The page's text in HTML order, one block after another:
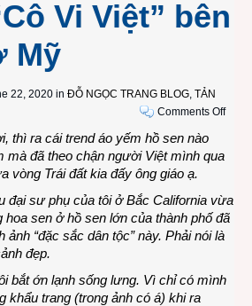
Vi Việt” bên
Mỹ
22, 2020 in ĐỖ NGỌC TRANG BLOG, TẢN
Comments Offon
bên
hồ
thì ra cái trend áo yếm hồ sen nào
mà đã theo chận người Việt mình qua
vòng Trái đất kia đấy ông giáo ạ.
đại sư phụ của tôi ở Bắc California vừa
hoa sen ở hồ sen lớn của thành phố đã
“đặc sắc dân tộc” này. Phải nói là
đẹp.
bắt ớn lạnh sống lưng. Vì chỉ có mình
khẩu trang (trong ảnh có á) khi ra